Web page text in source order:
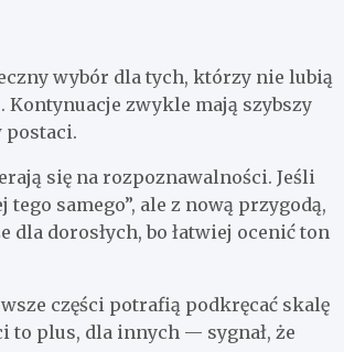
wybór dla tych, którzy nie lubią
zwykle mają szybszy
postaci.
się na rozpoznawalności. Jeśli
samego”, ale z nową przygodą,
dorosłych, bo łatwiej ocenić ton
części potrafią podkręcać skalę
to plus, dla innych — sygnał, że